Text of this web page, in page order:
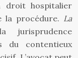
droit hospitalier
la procédure. La
du contentieux